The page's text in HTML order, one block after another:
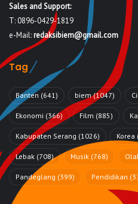
Sales and Support:
T: 0896-0429-1819
e-Mail:redaksibiem@gmail.com
Tag
Banten (641) biem(1047)
Ekonomi (366) Film (885)
Kabupaten Serang (1026) Korea
Lebak (708) Musik (768)
Pandeglang (399) Pendidikan